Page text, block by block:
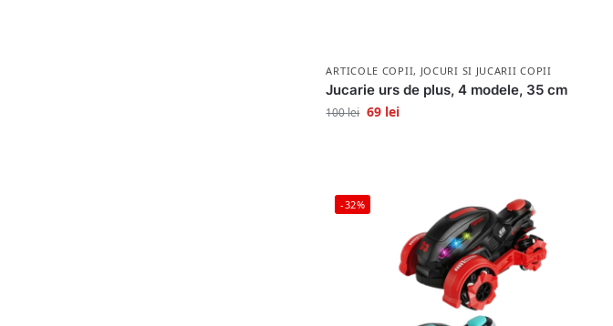
ARTICOLE COPII, JOCURI SI JUCARII COPII
Jucarie urs de plus, 4 modele, 35 cm
100lei 69 lei
-32%